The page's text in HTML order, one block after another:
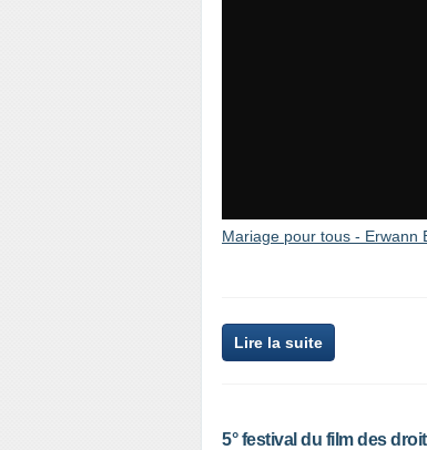
Mariage pour tous - Erwann
Lire la suite
5° festival du film des